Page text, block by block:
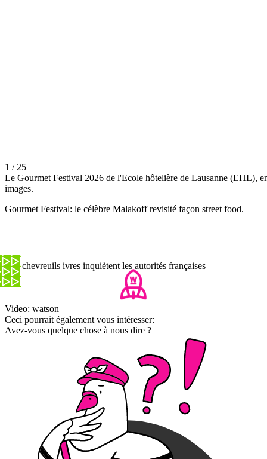
1 / 25
Le Gourmet Festival 2026 de l'Ecole hôtelière de Lausanne (EHL),
images.
Gourmet Festival: le célèbre Malakoff revisité façon street food.
Des chevreuils ivres inquiètent les autorités françaises
Video: watson
Ceci pourrait également vous intéresser:
Avez-vous quelque chose à nous dire ?